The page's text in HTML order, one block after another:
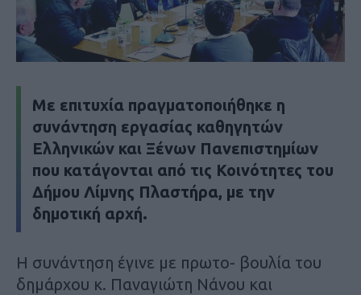
Με επιτυχία πραγματοποιήθηκε η
συνάντηση εργασίας καθηγητών
Ελληνικών και Ξένων Πανεπιστημίων
που κατάγονται από τις Κοινότητες του
Δήμου Λίμνης Πλαστήρα, με την
δημοτική αρχή.
Η συνάντηση έγινε με πρωτο- βουλία του
δημάρχου κ. Παναγιώτη Νάνου και